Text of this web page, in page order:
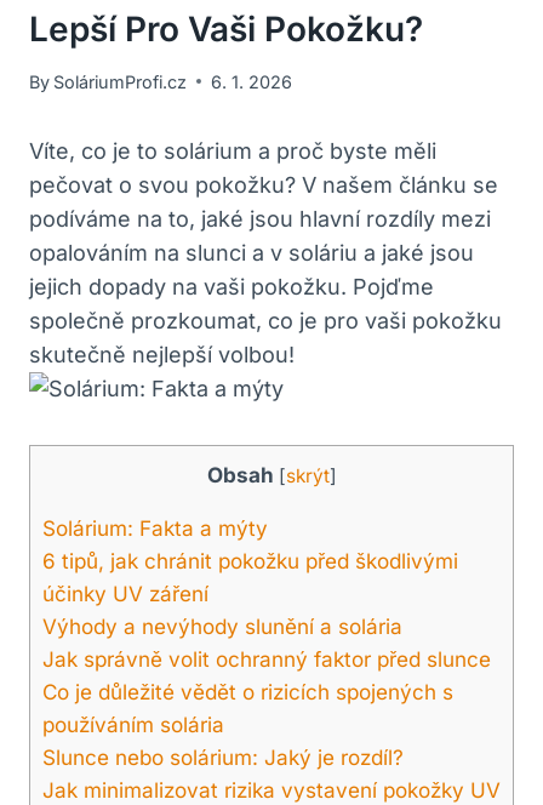
Lepší Pro Vaši Pokožku?
By SoláriumProfi.cz 6. 1. 2026
Víte, co je to solárium a proč byste měli
pečovat o svou pokožku? V našem článku se
podíváme na to, jaké jsou hlavní rozdíly mezi
opalováním na slunci a v soláriu a jaké jsou
jejich dopady na vaši pokožku. Pojďme
společně prozkoumat, co je pro vaši pokožku
skutečně nejlepší volbou!
Obsah [skrýt]
Solárium: Fakta a mýty
6 tipů, jak chránit pokožku před škodlivými
účinky UV záření
Výhody a nevýhody slunění a solária
Jak správně volit ochranný faktor před slunce
Co je důležité vědět o rizicích spojených s
používáním solária
Slunce nebo solárium: Jaký je rozdíl?
Jak minimalizovat rizika vystavení pokožky UV